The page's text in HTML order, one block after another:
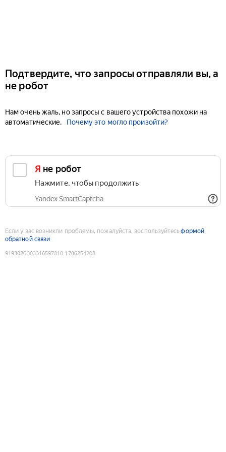
Подтвердите, что запросы отправляли вы, а
не робот
Нам очень жаль, но запросы с вашего устройства похожи на
автоматические.
Почему это могло произойти?
Я не робот
Нажмите, чтобы продолжить
Yandex SmartCaptcha
Если у вас возникли проблемы, пожалуйста, воспользуйтесьформой
обратной связи
9193026303316597010:1786254208